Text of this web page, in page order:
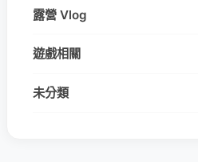
露營 Vlog
遊戲相關
未分類